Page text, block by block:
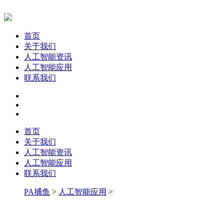
首页
关于我们
人工智能资讯
人工智能应用
联系我们
首页
关于我们
人工智能资讯
人工智能应用
联系我们
PA捕鱼 > 人工智能应用 >